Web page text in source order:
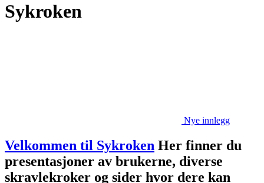
Sykroken
Nye innlegg
Velkommen til Sykroken Her finner du
presentasjoner av brukerne, diverse
skravlekroker og sider hvor dere kan